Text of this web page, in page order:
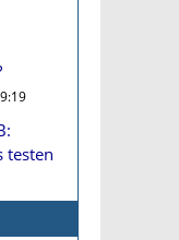
testen